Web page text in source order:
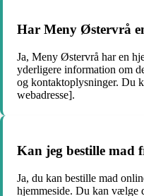
Har Meny Østervrå
Ja, Meny Østervrå har en
yderligere information om
og kontaktoplysninger. Du
webadresse].
Kan jeg bestille mad
Ja, du kan bestille mad
hjemmeside. Du kan vælge